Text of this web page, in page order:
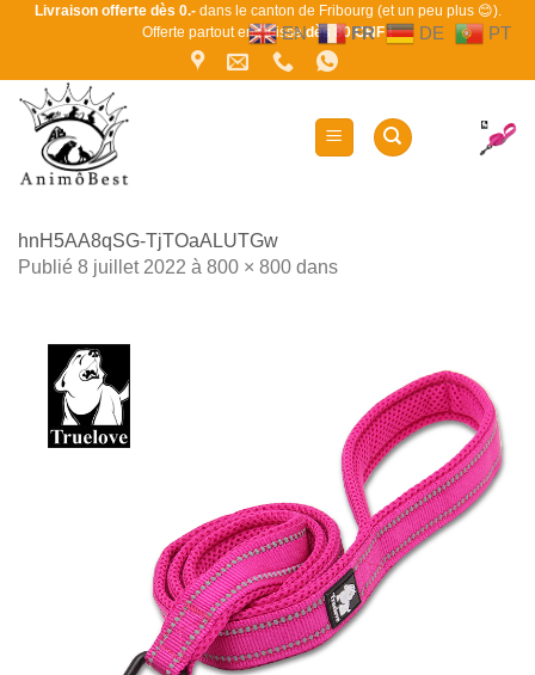
PasserLivraison offerte dès 0.-dans le canton de Fribourg (et un peu plus 😊).
Offerte partout en Suissedès 80 CHF !
hnH5AA8qSG-TjTOaALUTGw
Publié 8 juillet 2022 à 800 × 800 dans
EN FR DE PT